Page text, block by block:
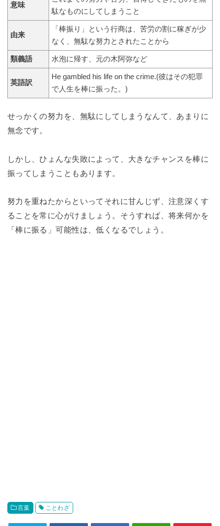
意味
駄なものにしてしまうこと
由来
「棒振り」という行商は、苦労の割に稼ぎが少
なく、無駄な努力とされたことから
類義語 水泡に帰す、元の木阿弥など
英語訳
He gambled his life on the crime.(彼はその犯罪
で人生を棒に振った。)
せっかくの努力を、無駄にしてしまうなんて、あまりに
無念です。
しかし、ひょんな失敗によって、大きなチャンスを棒に
振ってしまうこともあります。
努力を重ねたからといってそれに甘んじず、注意深くす
ることを常に心がけましょう。そうすれば、将来何かを
「棒に振る」可能性は、低くなるでしょう。
言葉 ことわざ